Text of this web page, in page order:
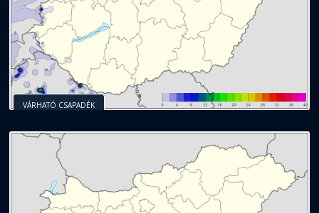
VÁRHATÓ CSAPADÉK